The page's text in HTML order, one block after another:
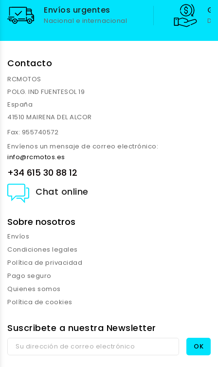
Envíos urgentes
Nacional e internacional
Contacto
RCMOTOS
POLG. IND FUENTESOL 19
España
41510 MAIRENA DEL ALCOR
Fax: 955740572
Envíenos un mensaje de correo electrónico:
info@rcmotos.es
+34 615 30 88 12
Chat online
Sobre nosotros
Envíos
Condiciones legales
Política de privacidad
Pago seguro
Quienes somos
Política de cookies
Suscribete a nuestra Newsletter